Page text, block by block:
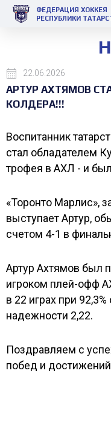
ФЕДЕРАЦИЯ ХОККЕЯ
РЕСПУБЛИКИ
22.06.2026
АРТУР АХТЯМОВ
КОЛДЕРА!!!
Воспитанник
стал обладателем
трофея в АХЛ - и
«Торонто Марлис»,
выступает Артур,
счетом 4-1 в
Артур Ахтямов был
игроком плей-офф
в 22 играх при
надежности 2,22.
Поздравляем с
побед и достижений